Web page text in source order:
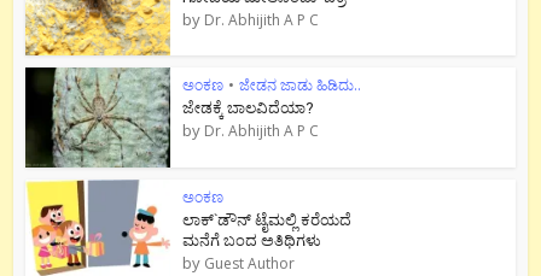
by Dr. Abhijith A P C
ಅಂಕಣ • ಜೇಡನ ಜಾಡು ಹಿಡಿದು..
ಜೇಡಕ್ಕೆ ಬಾಲವಿದೆಯಾ?
by Dr. Abhijith A P C
ಅಂಕಣ
ಲಾಕ್`ಡೌನ್ ಟೈಮಲ್ಲಿ ಕರೆಯದೆ
ಮನೆಗೆ ಬಂದ ಅತಿಥಿಗಳು
by Guest Author